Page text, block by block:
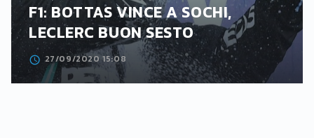
F1: BOTTAS VINCE A SOCHI,
LECLERC BUON SESTO
27/09/2020 15:08